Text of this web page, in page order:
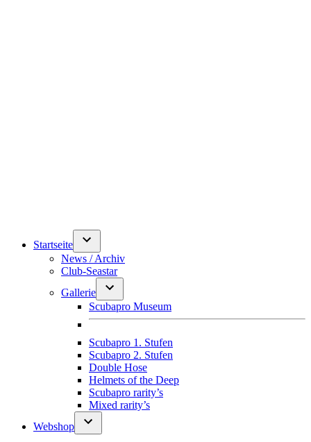
Startseite
News / Archiv
Club-Seastar
Gallerie
Scubapro Museum
Scubapro 1. Stufen
Scubapro 2. Stufen
Double Hose
Helmets of the Deep
Scubapro rarity’s
Mixed rarity’s
Webshop